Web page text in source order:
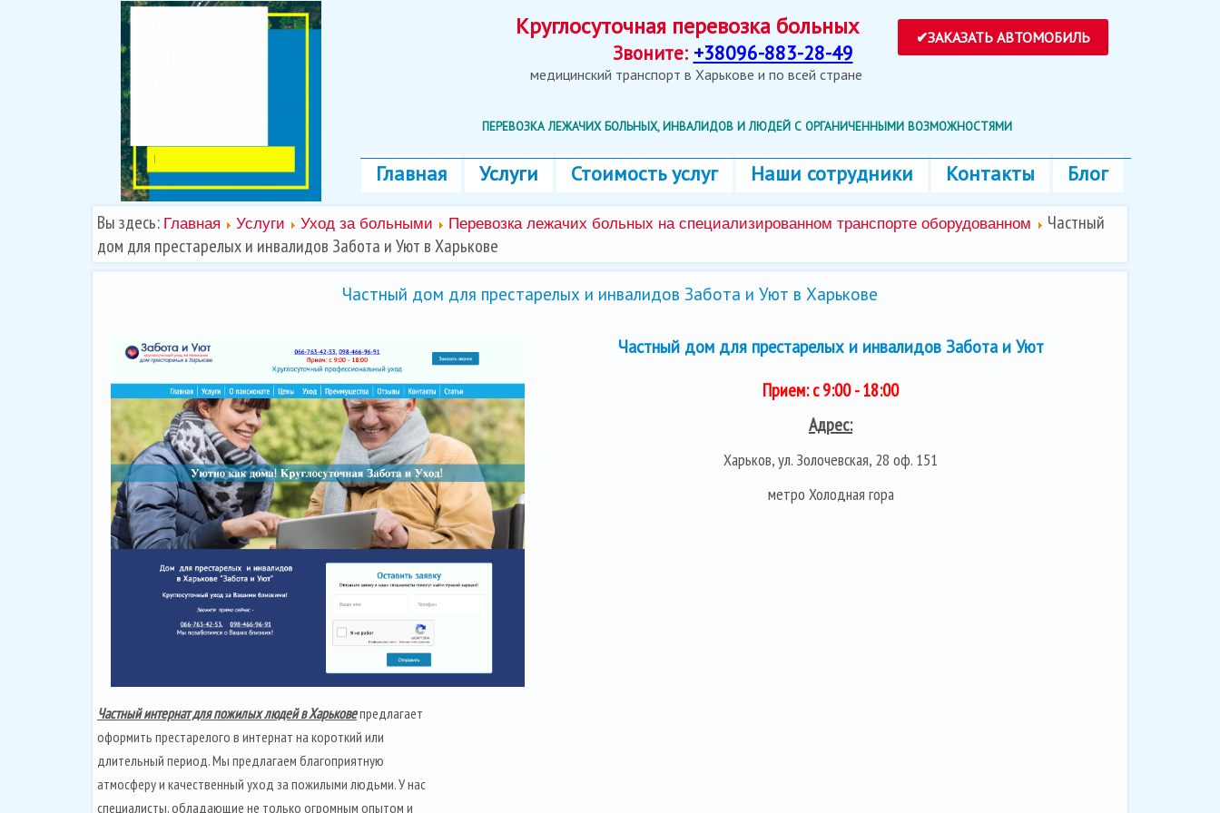
Круглосуточная перевозка больных
Звоните: +38096-883-28-49
медицинский транспорт в Харькове и по всей стране
ПЕРЕВОЗКА ЛЕЖАЧИХ БОЛЬНЫХ, ИНВАЛИДОВ И ЛЮДЕЙ С ОРГАНИЧЕННЫМИ ВОЗМОЖНОСТЯМИ
Главная Услуги Стоимость услуг Наши сотрудники Контакты Блог
Вы здесь: Главная Услуги Уход за больными Перевозка лежачих больных на специализированном транспорте оборудованном
Частный
дом для престарелых и инвалидов Забота и Уют в Харькове
Частный дом для престарелых и инвалидов Забота и Уют в Харькове
Частный дом для престарелых и инвалидов Забота и Уют
Прием: с 9:00 - 18:00
Адрес:
Харьков, ул. Золочевская, 28 оф. 151
метро Холодная гора
Частный интернат для пожилых людей в Харьковепредлагает
оформить престарелого в интернат на короткий или
длительный период. Мы предлагаем благоприятную
атмосферу и качественный уход за пожилыми людьми. У нас
специалисты, обладающие не только огромным опытом и